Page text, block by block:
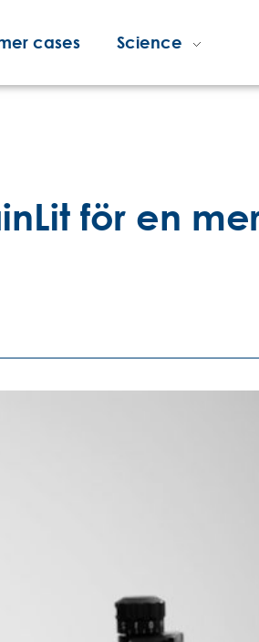
cases Science
för en